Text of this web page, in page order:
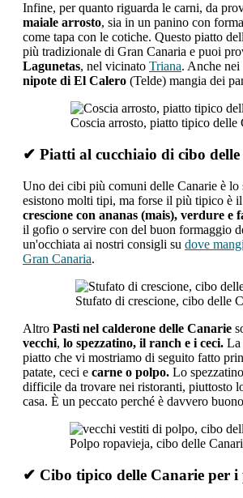
Infine, per quanto riguarda le carni, da
maiale arrosto, sia in un panino con
come tapa con le cotiche. Questo piatto
più tradizionale di Gran Canaria e puoi
Lagunetas, nel vicinato Triana. Anche nei
nipote di El Calero (Telde) mangia dei
Coscia arrosto, piatto tipico delle
✔ Piatti al cucchiaio di cibo
Uno dei cibi più comuni delle Canarie è lo
esistono molti tipi, ma forse il più tipico è il
crescione con ananas (mais), verdure e
il gofio o servire con del buon formaggio
un'occhiata ai nostri consigli su dove
Gran Canaria.
Stufato di crescione, cibo delle
Altro Pasti nel calderone delle Canarie
vecchi, lo spezzatino, il ranch e i ceci. La
piatto che vi mostriamo di seguito fatto
patate, ceci e carne o polpo. Lo
difficile da trovare nei ristoranti, piuttosto
casa. È un peccato perché è davvero
Polpo ropavieja, cibo delle
✔ Cibo tipico delle Canarie per i